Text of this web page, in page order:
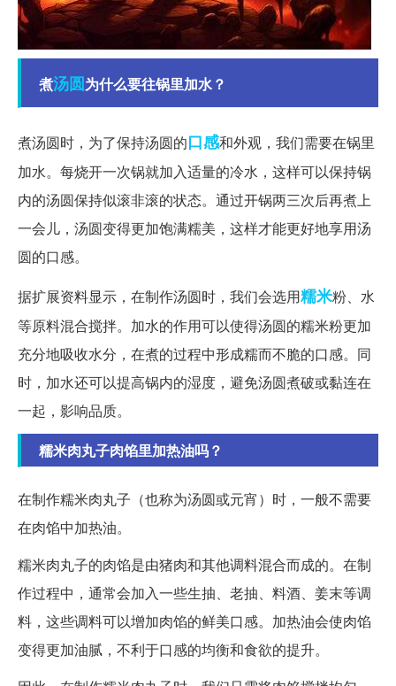
煮汤圆为什么要往锅里加水？
煮汤圆时，为了保持汤圆的口感和外观，我们需要在锅里
加水。每烧开一次锅就加入适量的冷水，这样可以保持锅
内的汤圆保持似滚非滚的状态。通过开锅两三次后再煮上
一会儿，汤圆变得更加饱满糯美，这样才能更好地享用汤
圆的口感。
据扩展资料显示，在制作汤圆时，我们会选用糯米粉、水
等原料混合搅拌。加水的作用可以使得汤圆的糯米粉更加
充分地吸收水分，在煮的过程中形成糯而不脆的口感。同
时，加水还可以提高锅内的湿度，避免汤圆煮破或黏连在
一起，影响品质。
糯米肉丸子肉馅里加热油吗？
在制作糯米肉丸子（也称为汤圆或元宵）时，一般不需要
在肉馅中加热油。
糯米肉丸子的肉馅是由猪肉和其他调料混合而成的。在制
作过程中，通常会加入一些生抽、老抽、料酒、姜末等调
料，这些调料可以增加肉馅的鲜美口感。加热油会使肉馅
变得更加油腻，不利于口感的均衡和食欲的提升。